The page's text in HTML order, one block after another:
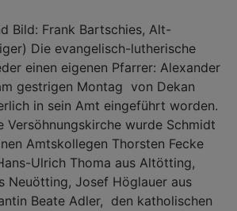
Bild: Frank Bartschies, Alt-
Die evangelisch-lutherische
einen eigenen Pfarrer: Alexander
gestrigen Montag von Dekan
in sein Amt eingeführt worden.
Versöhnungskirche wurde Schmidt
Amtskollegen Thorsten Fecke
Ulrich Thoma aus Altötting,
Neuötting, Josef Höglauer aus
Beate Adler, den katholischen